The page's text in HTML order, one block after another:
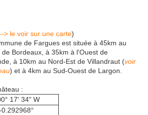
> le voir sur une carte)
de Fargues est située à 45km au
de Bordeaux, à 35km à l'Ouest de
à 10km au Nord-Est de Villandraut (voir
) et à 4km au Sud-Ouest de Largon.
:
17' 34" W
0.292968°